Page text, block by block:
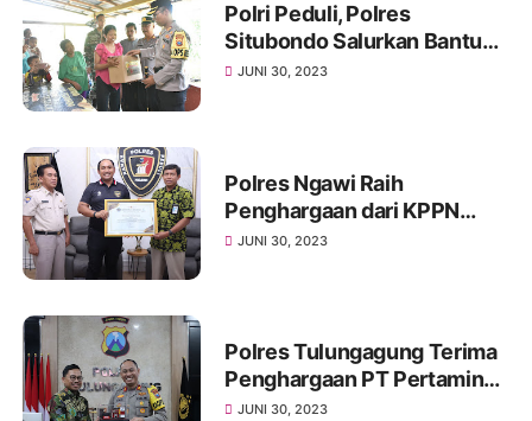
Polri Peduli, Polres
Situbondo Salurkan Bantuan
Untuk Warga Penderita
JUNI 30, 2023
Polres Ngawi Raih
Penghargaan dari KPPN
Madiun
JUNI 30, 2023
Polres Tulungagung Terima
Penghargaan PT Pertamina
Patra Niaga Hasil Ungkap
JUNI 30, 2023